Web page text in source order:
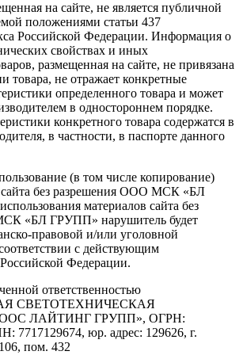
на сайте, не является публичной
положениями статьи 437
Российской Федерации. Информация о
свойствах и иных
размещенная на сайте, не привязана
товара, не отражает конкретные
определенного товара и может
в одностороннем порядке.
конкретного товара содержатся в
в частности, в паспорте данного
(в том числе копирование)
без разрешения ООО МСК «БЛ
материалов сайта без
«БЛ ГРУПП» нарушитель будет
правовой и/или уголовной
с действующим
Федерации.
ответственностью
СВЕТОТЕХНИЧЕСКАЯ
ЛАЙТИНГ ГРУПП», ОГРН:
7717129674, юр. адрес: 129626, г.
пом. 432